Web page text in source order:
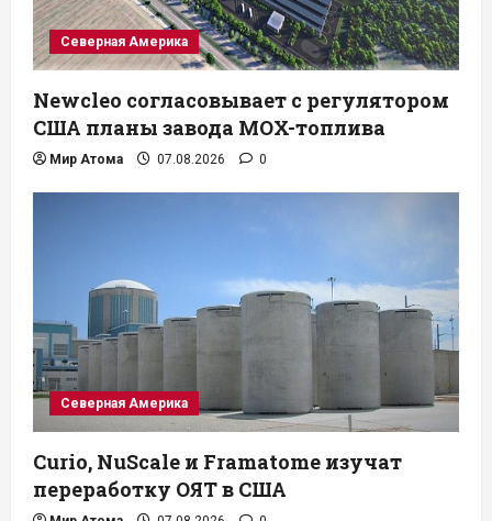
Северная Америка
Newcleo согласовывает с регулятором
США планы завода MOX-топлива
Мир Атома 07.08.2026 0
Северная Америка
Curio, NuScale и Framatome изучат
переработку ОЯТ в США